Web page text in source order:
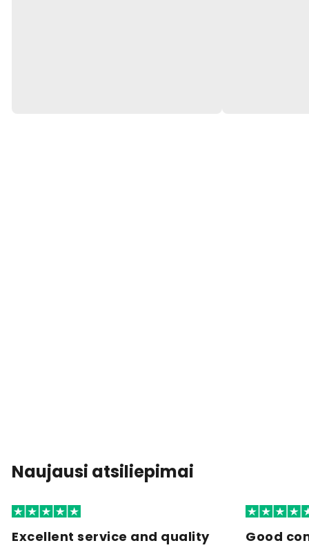
Naujausi atsiliepimai
Excellent service and quality Good